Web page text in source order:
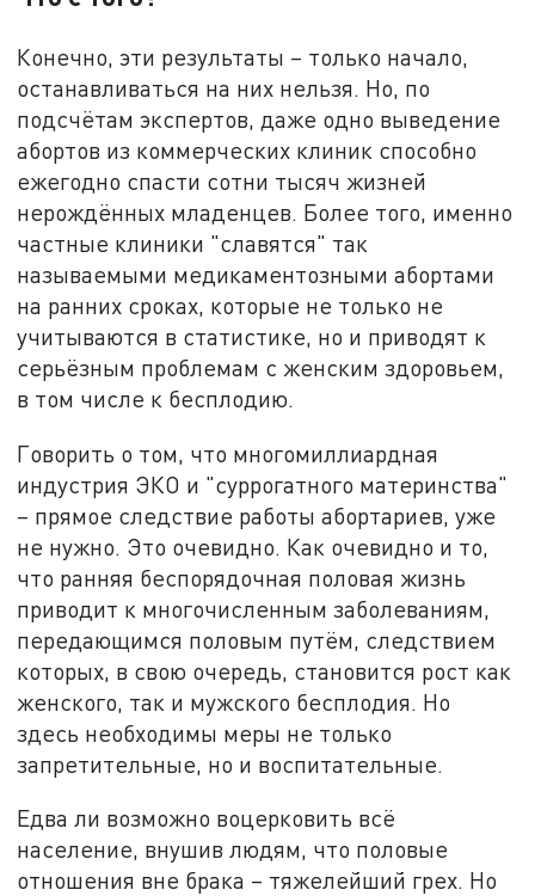
Конечно, эти результаты – только начало,
останавливаться на них нельзя. Но, по
подсчётам экспертов, даже одно выведение
абортов из коммерческих клиник способно
ежегодно спасти сотни тысяч жизней
нерождённых младенцев. Более того, именно
частные клиники "славятся" так
называемыми медикаментозными абортами
на ранних сроках, которые не только не
учитываются в статистике, но и приводят к
серьёзным проблемам с женским здоровьем,
в том числе к бесплодию.
Говорить о том, что многомиллиардная
индустрия ЭКО и "суррогатного материнства"
– прямое следствие работы абортариев, уже
не нужно. Это очевидно. Как очевидно и то,
что ранняя беспорядочная половая жизнь
приводит к многочисленным заболеваниям,
передающимся половым путём, следствием
которых, в свою очередь, становится рост как
женского, так и мужского бесплодия. Но
здесь необходимы меры не только
запретительные, но и воспитательные.
Едва ли возможно воцерковить всё
население, внушив людям, что половые
отношения вне брака – тяжелейший грех. Но